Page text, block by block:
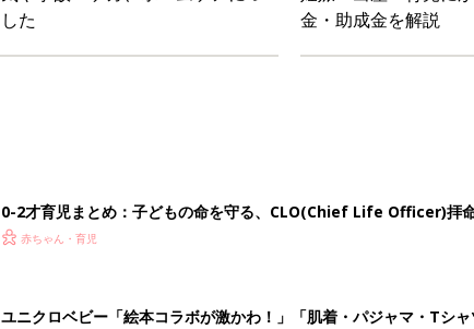
8月3日生まれはこんな人 365日のお誕生日占い【鏡リュウジ監修】
< 5 6 8 9 >